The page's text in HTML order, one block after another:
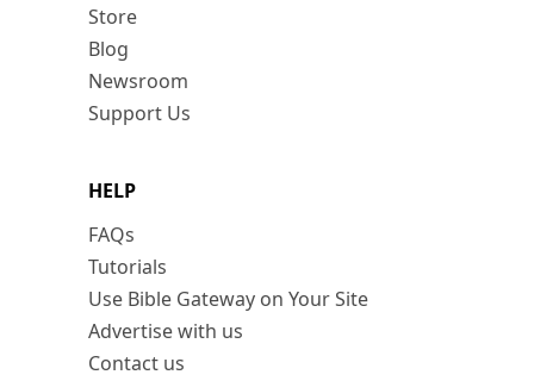
Store
Blog
Newsroom
Support Us
HELP
FAQs
Tutorials
Use Bible Gateway on Your Site
Advertise with us
Contact us